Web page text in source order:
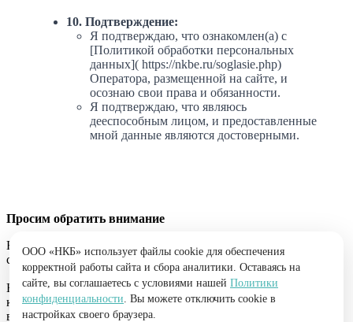
10. Подтверждение:
Я подтверждаю, что ознакомлен(а) с
[Политикой обработки персональных
данных]( https://nkbe.ru/soglasie.php)
Оператора, размещенной на сайте, и
осознаю свои права и обязанности.
Я подтверждаю, что являюсь
дееспособным лицом, и предоставленные
мной данные являются достоверными.
Просим обратить внимание
Наша компания ни при каких условиях не берет денежные
средства до оказания услуги. Никогда!
Например: у вас попросили перевести средства, чтобы узнать
кредитную историю. Любые виды взимания денег до
выполнения услуги от лица компании «НКБ» -
ООО «НКБ» использует файлы cookie для обеспечения
корректной работы сайта и сбора аналитики. Оставаясь на
сайте, вы соглашаетесь с условиями нашей Политики
конфиденциальности. Вы можете отключить cookie в
настройках своего браузера.